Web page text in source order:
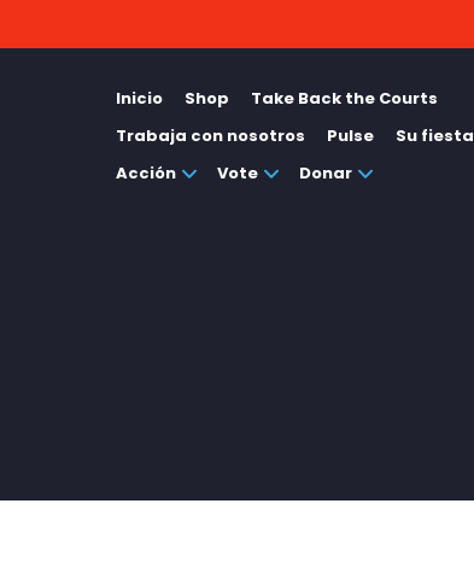
Inicio Shop
Take Back the Courts
Trabaja con nosotros
Pulse
Su fiesta
Acción
Vote Donar